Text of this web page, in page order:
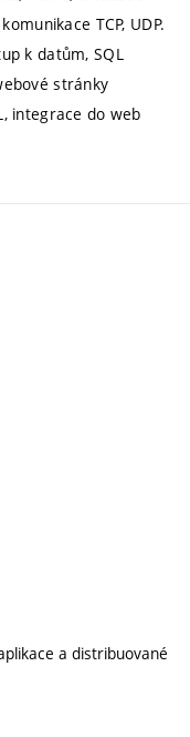
TCP, UDP.
k datům, SQL
stránky
integrace do web
a distribuované